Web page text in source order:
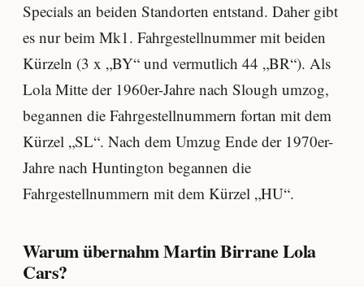
Specials an beiden Standorten entstand. Daher gibt
es nur beim Mk1. Fahrgestellnummer mit beiden
Kürzeln (3 x „BY“ und vermutlich 44 „BR“). Als
Lola Mitte der 1960er-Jahre nach Slough umzog,
begannen die Fahrgestellnummern fortan mit dem
Kürzel „SL“. Nach dem Umzug Ende der 1970er-
Jahre nach Huntington begannen die
Fahrgestellnummern mit dem Kürzel „HU“.
Warum übernahm Martin Birrane Lola
Cars?